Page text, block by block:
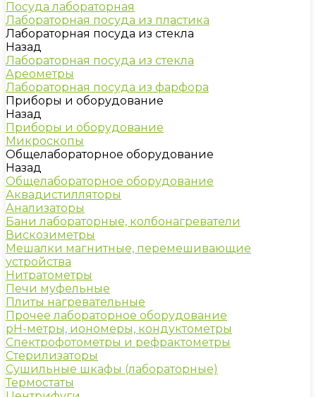
Посуда лабораторная
Лабораторная посуда из пластика
Лабораторная посуда из стекла
Назад
Лабораторная посуда из стекла
Ареометры
Лабораторная посуда из фарфора
Приборы и оборудование
Назад
Приборы и оборудование
Микроскопы
Общелабораторное оборудование
Назад
Общелабораторное оборудование
Аквадистилляторы
Анализаторы
Бани лабораторные, колбонагреватели
Вискозиметры
Мешалки магнитные, перемешивающие
устройства
Нитратометры
Печи муфельные
Плиты нагревательные
Прочее лабораторное оборудование
рН-метры, иономеры, кондуктометры
Спектрофотометры и рефрактометры
Стерилизаторы
Сушильные шкафы (лабораторные)
Термостаты